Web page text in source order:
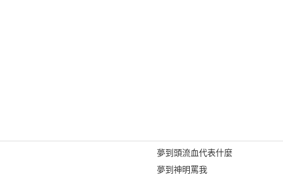
夢到頭流血代表什麼
夢到神明罵我